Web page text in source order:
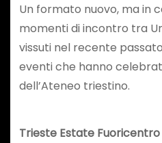
Un formato nuovo, ma in
momenti di incontro tra
vissuti nel recente
eventi che hanno
dell’Ateneo triestino.
Trieste Estate Fuoricentro